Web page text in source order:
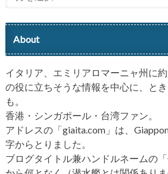
About
イタリア、エミリアロマーニャ州に
の役に立ちそうな情報を中心に、と
も。
香港・シンガポール・台湾ファン。
アドレスの「giaita.com」は、
字からとりました。
ブログタイトル兼ハンドルネームの